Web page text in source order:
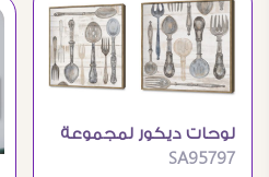
لوحات ديكور لمجموعة
أدوات مائدة بتصميم
SA95797